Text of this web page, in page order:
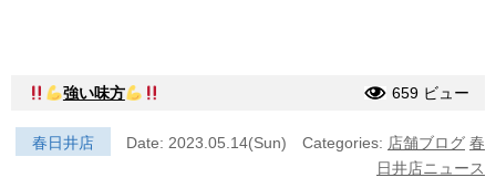
強い味方 659 ビュー
春日井店 Date: 2023.05.14(Sun) Categories: 店舗ブログ 春
日井店ニュース